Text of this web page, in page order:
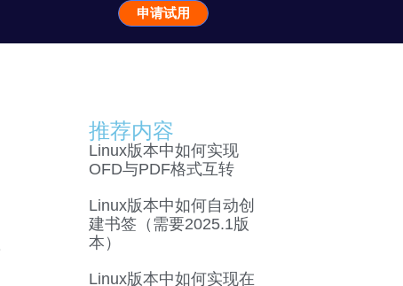
申请试用
推荐内容
Linux版本中如何实现
OFD与PDF格式互转
Linux版本中如何自动创
建书签（需要2025.1版
本）
Linux版本中如何实现在